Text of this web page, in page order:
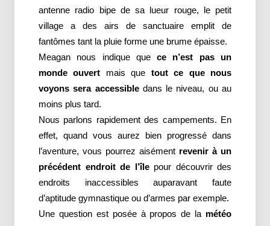
antenne radio bipe de sa lueur rouge, le petit
village a des airs de sanctuaire emplit de
fantômes tant la pluie forme une brume épaisse.
Meagan nous indique quece n’est pas un
monde ouvert mais que tout ce que nous
voyons sera accessibledans le niveau, ou au
moins plus tard.
Nous parlons rapidement des campements. En
effet, quand vous aurez bien progressé dans
l’aventure, vous pourrez aisément revenir à un
précédent endroit de l’îlepour découvrir des
endroits inaccessibles auparavant faute
d’aptitude gymnastique ou d’armes par exemple.
Une question est posée à propos de la météo